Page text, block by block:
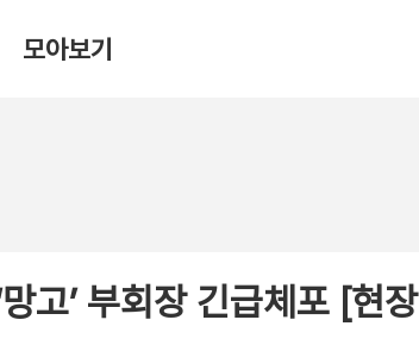
모아보기
고’ 부회장 긴급체포 [현장